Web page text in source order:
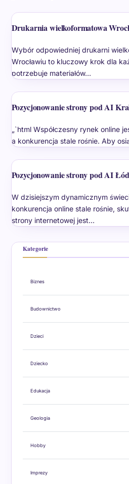
Drukarnia wielkoformatowa
Wybór odpowiedniej drukarni
Wrocławiu to kluczowy krok dla
potrzebuje materiałów…
Pozycjonowanie strony pod AI
„`html Współczesny rynek online
a konkurencja stale rośnie. Aby
Pozycjonowanie strony pod AI
W dzisiejszym dynamicznym
konkurencja online stale rośnie,
strony internetowej jest…
Kategorie
Biznes
Budownictwo
Dzieci
Dziecko
Edukacja
Geologia
Hobby
Imprezy